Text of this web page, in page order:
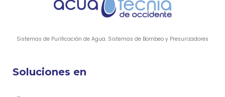
Sistemas de Purificación de Agua. Sistemas de Bombeo y Presurizadores
Soluciones en